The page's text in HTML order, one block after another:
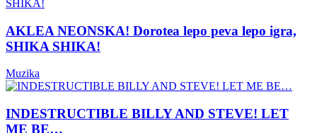
AKLEA NEONSKA! Dorotea lepo peva lepo igra,
SHIKA SHIKA!
Muzika
INDESTRUCTIBLE BILLY AND STEVE! LET
ME BE…